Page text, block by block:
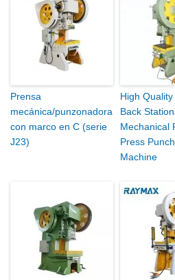
Prensa
mecánica/punzonadora
con marco en C (serie
J23)
High
Back
Mechanical
Press
Machine